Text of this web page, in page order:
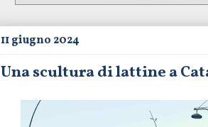
11 giugno 2024
Una scultura di lattine a